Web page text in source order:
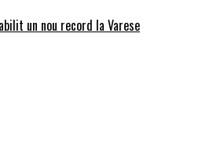
un nou record la Varese